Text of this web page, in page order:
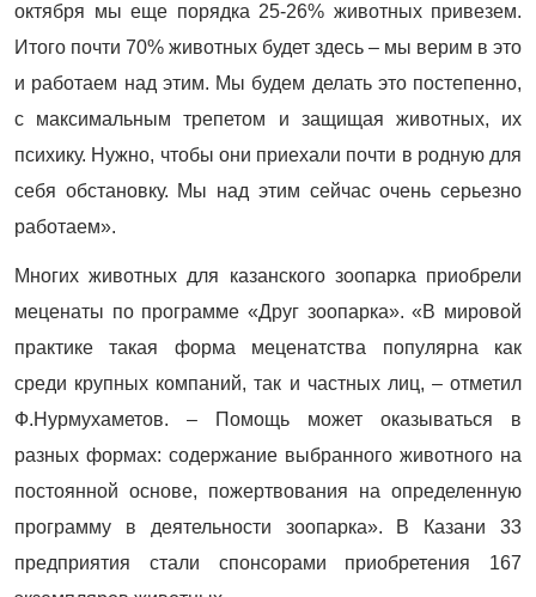
октября мы еще порядка 25-26% животных привезем.
Итого почти 70% животных будет здесь – мы верим в это
и работаем над этим. Мы будем делать это постепенно,
с максимальным трепетом и защищая животных, их
психику. Нужно, чтобы они приехали почти в родную для
себя обстановку. Мы над этим сейчас очень серьезно
работаем».
Многих животных для казанского зоопарка приобрели
меценаты по программе «Друг зоопарка». «В мировой
практике такая форма меценатства популярна как
среди крупных компаний, так и частных лиц, – отметил
Ф.Нурмухаметов. – Помощь может оказываться в
разных формах: содержание выбранного животного на
постоянной основе, пожертвования на определенную
программу в деятельности зоопарка». В Казани 33
предприятия стали спонсорами приобретения 167